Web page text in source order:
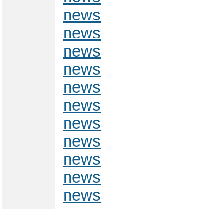
news
news
news
news
news
news
news
news
news
news
news